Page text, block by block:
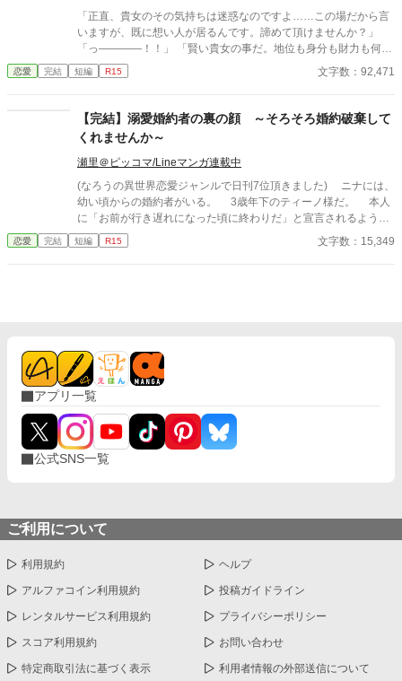
「正直、貴女のその気持ちは迷惑なのですよ……この場だから言
いますが、既に想い人が居るんです。諦めて頂けませんか？」
「っ――――！！」 「賢い貴女の事だ。地位も身分も財力も何も
かもが貴女にとっては高嶺の花だと元々分かっていたのでしょ
う？そんな感情を持っているだけ時間が無駄だと思いません
に想い人がいる。気持ちが迷惑。諦めろ。時間の無駄。彼は止ま
らず話し続ける。彼が口を開く度に、まるで弾丸のように心を抉
っていった。 ＊＊＊＊＊＊ ・執筆時間空けてしまった間に途中過
程が気に食わなくなったので、設定などを少し変えて改稿してい
恋愛 完結 短編 R15 文字数：92,471
【完結】溺愛婚約者の裏の顔 ～そろそろ婚約破棄して
くれませんか～
瀬里＠ピッコマ/Lineマンガ連載中
(なろうの異世界恋愛ジャンルで日刊7位頂きました) ニナには、
幼い頃からの婚約者がいる。 3歳年下のティーノ様だ。 本人
に「お前が行き遅れになった頃に終わりだ」と宣言されるよう
な、典型的な「婚約破棄前提の格差婚約」だ。 行き遅れになる
前に何とか婚約破棄できないかと頑張ってはみるが、うまくいか
ど。 そんな中、第三王女殿下が、ティーノ様をお気に召したら
しいという噂が飛び込んできて、あきらめかけていた婚約破棄が
かなうかもしれないと、ニナは行動を起こすことにするのだが―
―。 全７話の短編です 完結確約です。
恋愛 完結 短編 R15 文字数：15,349
アプリ一覧
公式SNS一覧
ご利用について
利用規約 ヘルプ
アルファコイン利用規約 投稿ガイドライン
レンタルサービス利用規約 プライバシーポリシー
スコア利用規約 お問い合わせ
特定商取引法に基づく表示 利用者情報の外部送信について